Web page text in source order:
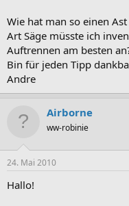
Wie hat man so einen
Art Säge müsste ich
Auftrennen am besten
Bin für jeden Tipp
Andre
Airborne
ww-robinie
24. Mai 2010
Hallo!